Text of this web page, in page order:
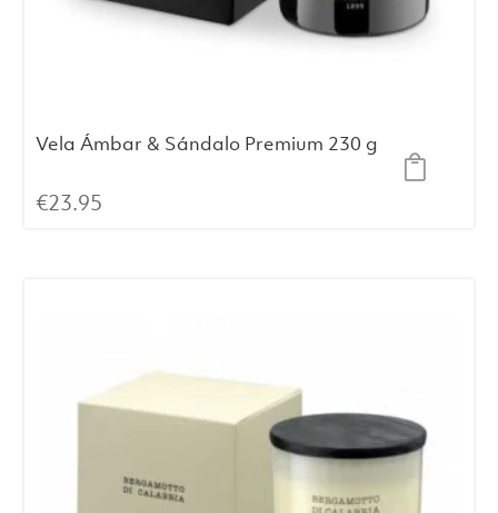
Vela Ámbar & Sándalo Premium 230 g
€23.95